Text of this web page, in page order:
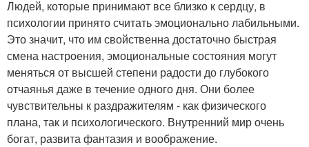
Людей, которые принимают все близко к сердцу, в
психологии принято считать эмоционально лабильными.
Это значит, что им свойственна достаточно быстрая
смена настроения, эмоциональные состояния могут
меняться от высшей степени радости до глубокого
отчаянья даже в течение одного дня. Они более
чувствительны к раздражителям - как физического
плана, так и психологического. Внутренний мир очень
богат, развита фантазия и воображение.